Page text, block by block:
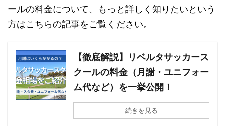
ールの料金について、もっと詳しく知りたいという
方はこちらの記事をご覧ください。
【徹底解説】リベルタサッカース
クールの料金（月謝・ユニフォー
ム代など）を一挙公開！
続きを見る